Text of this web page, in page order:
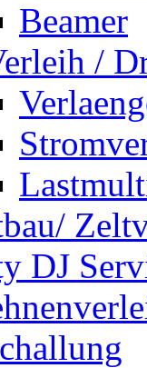
Beamer
/
DJ